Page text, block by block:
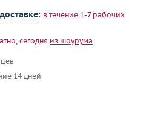
: в течение 1-7 рабочих
сегодня из шоурума
14 дней